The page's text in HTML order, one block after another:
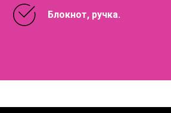
Блокнот, ручка.